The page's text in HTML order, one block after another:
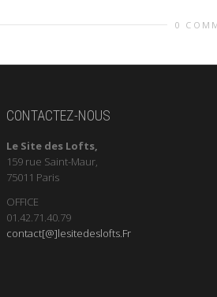
0
CONTACTEZ-NOUS
Le Site des Lofts,
159 rue Saint-Maur,
75011 Paris
OFFICE
01.42.71.40.79
contact[@]lesitedeslofts.Fr